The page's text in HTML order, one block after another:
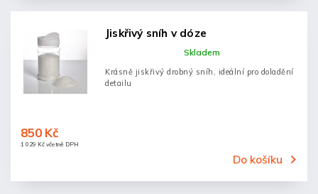
Jiskřivý sníh v dóze
Skladem
1 029 Kč včetně DPH
850 Kč
Do košíku
Krásně jiskřivý drobný sníh, ideální pro doladění
detailu